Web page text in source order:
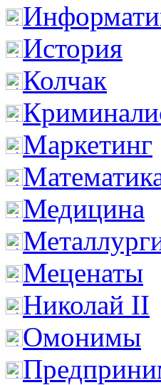
История
Колчак
Маркетинг
Медицина
Меценаты
Николай II
Омонимы